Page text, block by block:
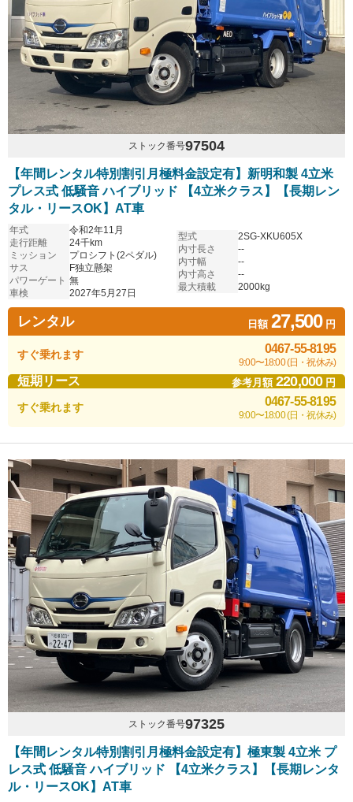
ストック番号97504
【年間レンタル特別割引月極料金設定有】新明和製 4立米
プレス式 低騒音 ハイブリッド 【4立米クラス】【長期レン
タル・リースOK】AT車
年式
令和2年11月
走行距離
24千km
ミッション
プロシフト(2ペダル)
サス
F独立懸架
パワーゲート 無
車検
2027年5月27日
型式
2SG-XKU605X
内寸長さ
--
内寸幅
--
内寸高さ
--
最大積載
2000kg
レンタル 日額27,500円
すぐ乗れます 0467-55-8195
9:00〜18:00 (日・祝休み)
短期リース 参考月額220,000円
すぐ乗れます 0467-55-8195
9:00〜18:00 (日・祝休み)
ストック番号97325
【年間レンタル特別割引月極料金設定有】極東製 4立米 プ
レス式 低騒音 ハイブリッド 【4立米クラス】【長期レンタ
ル・リースOK】AT車